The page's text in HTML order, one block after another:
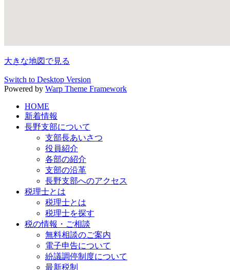
大きな地図で見る
Switch to Desktop Version
Powered by Warp Theme Framework
HOME
新着情報
長野支部について
支部長あいさつ
役員紹介
各部の紹介
支部の沿革
長野支部へのアクセス
税理士とは
税理士とは
税理士を探す
税の情報・ご相談
無料相談のご案内
電子申告について
紛議調停制度について
最新税制